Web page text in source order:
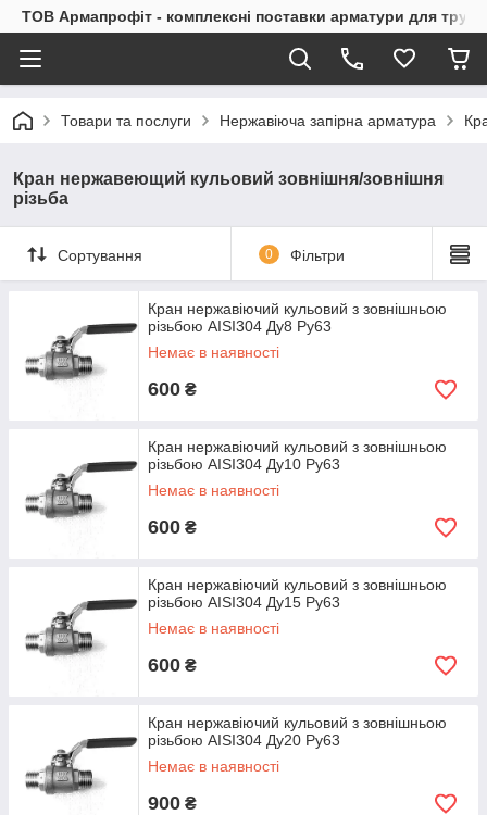
ТОВ Армапрофіт - комплексні поставки арматури для
Товари та послуги Нержавіюча запірна арматура
Кран нержавеющий кульовий зовнішня/зовнішня
різьба
Сортування 0 Фільтри
Кран нержавіючий кульовий з зовнішньою
різьбою AISI304 Ду8 Ру63
Немає в наявності
600 ₴
Кран нержавіючий кульовий з зовнішньою
різьбою AISI304 Ду10 Ру63
Немає в наявності
600 ₴
Кран нержавіючий кульовий з зовнішньою
різьбою AISI304 Ду15 Ру63
Немає в наявності
600 ₴
Кран нержавіючий кульовий з зовнішньою
різьбою AISI304 Ду20 Ру63
Немає в наявності
900 ₴